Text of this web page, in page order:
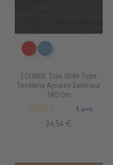
DB0208 ROUGE
DB0224 CIEL
LOUNGE Toile Grille Type
Textilene Ajourée Extérieur
180 Cm
5 avis
24,54 €